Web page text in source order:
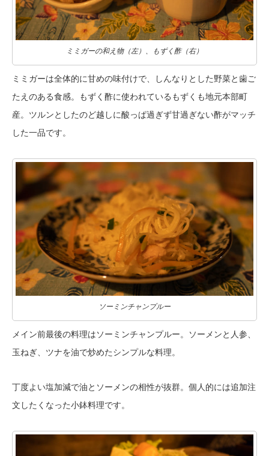
ミミガーの和え物（左）、もずく酢（右）
ミミガーは全体的に甘めの味付けで、しんなりとした野菜と歯ご
たえのある食感。もずく酢に使われているもずくも地元本部町
産。ツルンとしたのど越しに酸っぱ過ぎず甘過ぎない酢がマッチ
した一品です。
ソーミンチャンプルー
メイン前最後の料理はソーミンチャンプルー。ソーメンと人参、
玉ねぎ、ツナを油で炒めたシンプルな料理。
丁度よい塩加減で油とソーメンの相性が抜群。個人的には追加注
文したくなった小鉢料理です。